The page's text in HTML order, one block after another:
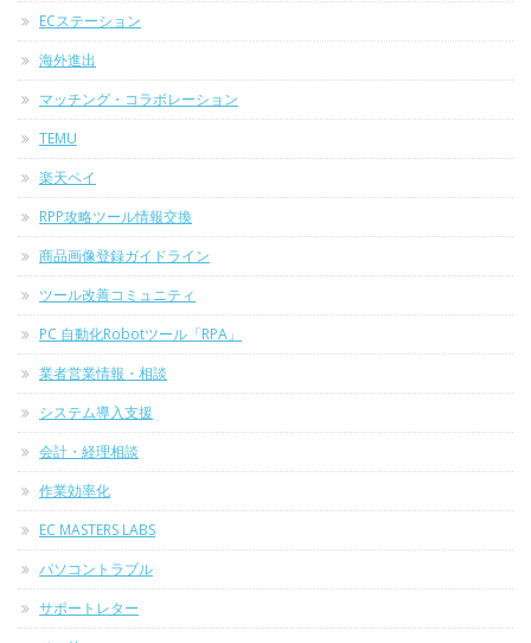
ECステーション
海外進出
マッチング・コラボレーション
TEMU
楽天ペイ
RPP攻略ツール情報交換
商品画像登録ガイドライン
ツール改善コミュニティ
PC 自動化Robotツール「RPA」
業者営業情報・相談
システム導入支援
会計・経理相談
作業効率化
EC MASTERS LABS
パソコントラブル
サポートレター